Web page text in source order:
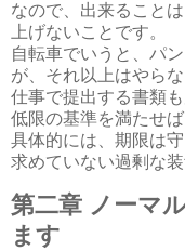
なので、出来ること
上げないことです。
自転車でいうと、パ
が、それ以上はやら
仕事で提出する書類
低限の基準を満たせば
具体的には、期限は
求めていない過剰な
第二章 ノーマ
ます